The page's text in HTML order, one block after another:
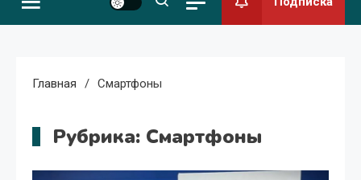
Главная Смартфоны
Рубрика: Смартфоны